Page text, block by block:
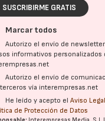
SUSCRIBIRME GRATIS
Marcar todos
Autorizo el envío de
informativos personalizados
Autorizo el envío de
vía interempresas.net
He leído y acepto elAviso Legal
de Protección de Datos